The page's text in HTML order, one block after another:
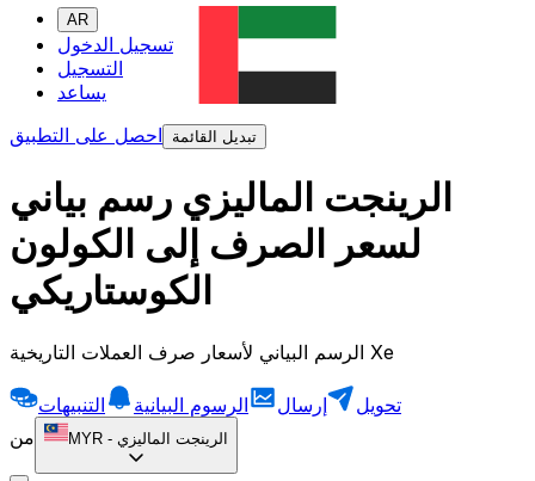
AR
تسجيل الدخول
التسجيل
يساعد
احصل على التطبيق
تبديل القائمة
الرينجت الماليزي رسم بياني
لسعر الصرف إلى الكولون
الكوستاريكي
الرسم البياني لأسعار صرف العملات التاريخية Xe
تحويل إرسال الرسوم البيانية
التنبيهات
من
MYR - الرينجت الماليزي